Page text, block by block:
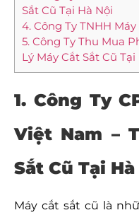
Sắt Cũ Tại Hà Nội
4. Công Ty TNHH
5. Công Ty Thu Mua
Lý Máy Cắt Sắt Cũ Tại
1. Công Ty
Việt Nam –
Sắt Cũ Tại
Máy cắt sắt cũ là